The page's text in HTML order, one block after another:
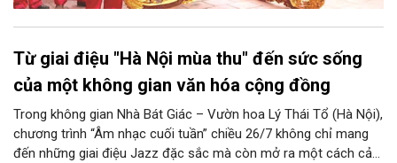
Từ giai điệu "Hà Nội mùa thu" đến sức sống
của một không gian văn hóa cộng đồng
Trong không gian Nhà Bát Giác – Vườn hoa Lý Thái Tổ (Hà Nội),
chương trình “Âm nhạc cuối tuần” chiều 26/7 không chỉ mang
đến những giai điệu Jazz đặc sắc mà còn mở ra một cách cảm